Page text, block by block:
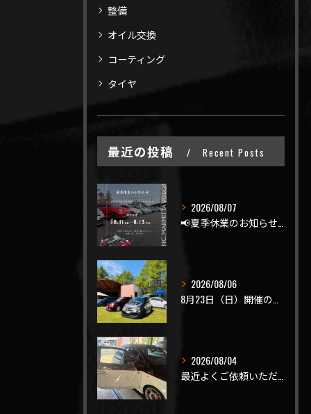
整備
オイル交換
コーティング
タイヤ
最近の投稿 Recent Posts
2026/08/07
2026/08/06
2026/08/04